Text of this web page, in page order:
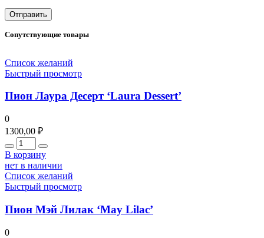
Сопутствующие товары
Список желаний
Быстрый просмотр
Пион Лаура Десерт ‘Laura Dessert’
0
1300,00 ₽
Количество
В корзину
нет в наличии
Список желаний
Быстрый просмотр
Пион Мэй Лилак ‘May Lilac’
0